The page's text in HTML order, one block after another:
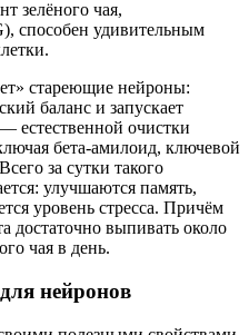
зелёного чая,
способен удивительным
стареющие нейроны:
баланс и запускает
естественной очистки
бета-амилоид, ключевой
за сутки такого
улучшаются память,
уровень стресса. Причём
достаточно выпивать около
чая в день.
нейронов